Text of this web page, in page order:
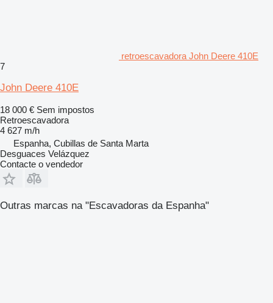
retroescavadora John Deere 410E
7
John Deere 410E
18 000 € Sem impostos
Retroescavadora
4 627 m/h
Espanha, Cubillas de Santa Marta
Desguaces Velázquez
Contacte o vendedor
Outras marcas na "Escavadoras da Espanha"